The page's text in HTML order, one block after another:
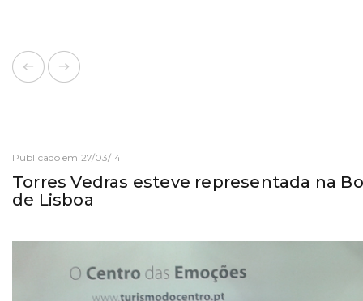
Publicado em 27/03/14
Torres Vedras esteve representada na
de Lisboa